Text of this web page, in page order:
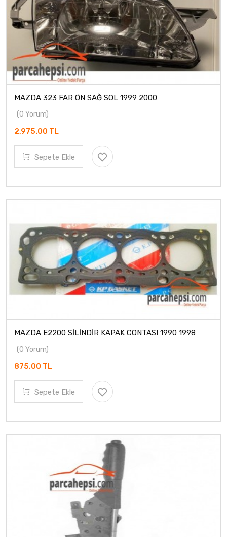
MAZDA 323 FAR ÖN SAĞ SOL 1999 2000
(0 Yorum)
2,975.00 TL
Sepete Ekle
MAZDA E2200 SİLİNDİR KAPAK CONTASI 1990 1998
(0 Yorum)
875.00 TL
Sepete Ekle